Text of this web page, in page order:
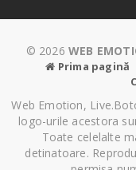
© 2026 WEB
Prima pagină
Web Emotion,
logo-urile acestora
Toate celelalte
detinatoare.